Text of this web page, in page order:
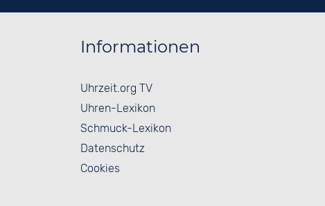
Informationen
Uhrzeit.org TV
Uhren-Lexikon
Schmuck-Lexikon
Datenschutz
Cookies